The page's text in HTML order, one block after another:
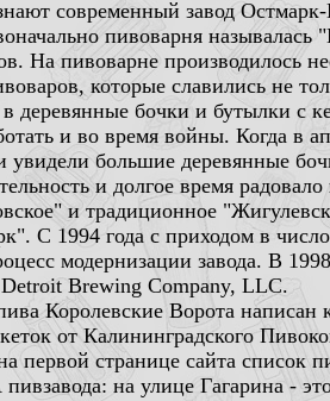
современный завод
пивоварня
На пивоварне производилось
которые славились не
деревянные бочки и бутылки с
и во время войны. Когда в
увидели большие деревянные
и долгое время
и традиционное
С 1994 года с приходом в
модернизации завода. В
Brewing Company, LLC.
Королевские Ворота
от Калининградского
странице сайта список
на улице Гагарина -